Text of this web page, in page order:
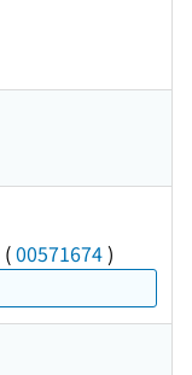
(00571674)